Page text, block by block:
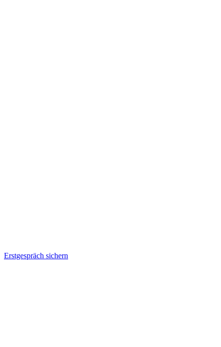
Erstgespräch sichern